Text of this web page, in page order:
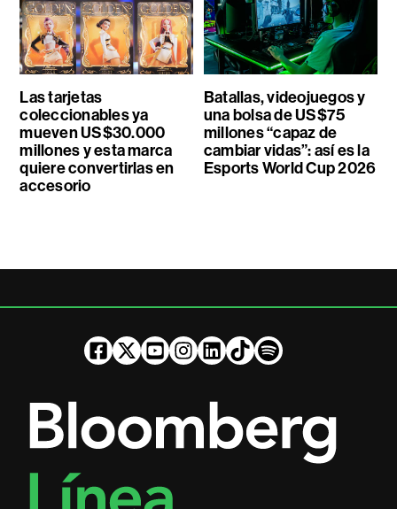
Las tarjetas
coleccionables ya
mueven US$30.000
millones y esta marca
quiere convertirlas en
accesorio
Batallas, videojuegos y
una bolsa de US$75
millones “capaz de
cambiar vidas”: así es la
Esports World Cup 2026